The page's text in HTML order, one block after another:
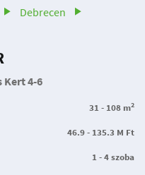
Debrecen
Kert 4-6
31 - 108 m2
46.9 - 135.3 M Ft
1 - 4 szoba